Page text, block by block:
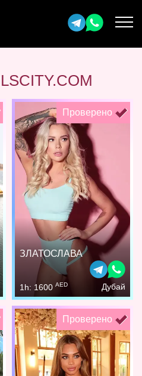
Проверено
ЗЛАТОСЛАВА
1h: 1600 AED Дубай
Проверено